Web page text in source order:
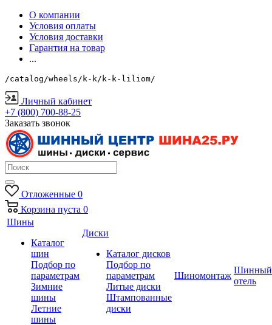
О компании
Условия оплаты
Условия доставки
Гарантия на товар
...
/catalog/wheels/k-k/k-k-liliom/
Личный кабинет
+7 (800) 700-88-25
Заказать звонок
Отложенные 0
Корзина пуста 0
Шины
Каталог
шин
Подбор по
параметрам
Зимние
шины
Летние
шины
Диски
Каталог дисков
Подбор по
параметрам
Литые диски
Штампованные
диски
Шиномонтаж
Шинный
отель